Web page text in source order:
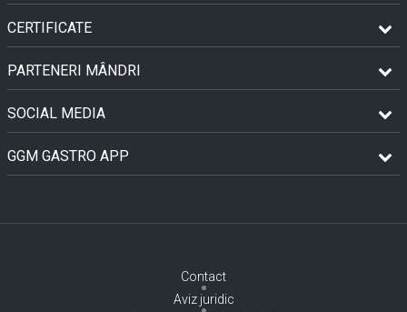
CERTIFICATE
PARTENERI MÂNDRI
SOCIAL MEDIA
GGM GASTRO APP
Contact
Aviz juridic